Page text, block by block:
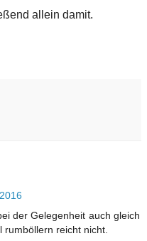
allein damit.
der Gelegenheit auch gleich
reicht nicht.